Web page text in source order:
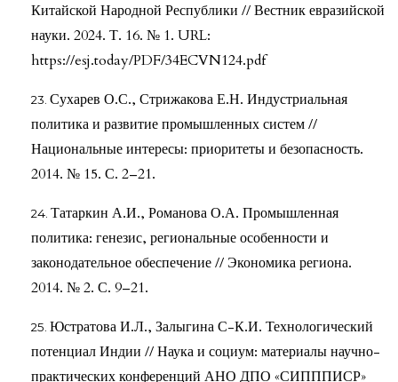
Китайской Народной Республики // Вестник евразийской
науки. 2024. Т. 16. № 1. URL:
https://esj.today/PDF/34ECVN124.pdf
Сухарев О.С., Стрижакова Е.Н. Индустриальная
политика и развитие промышленных систем //
Национальные интересы: приоритеты и безопасность.
2014. № 15. С. 2–21.
Татаркин А.И., Романова О.А. Промышленная
политика: генезис, региональные особенности и
законодательное обеспечение // Экономика региона.
2014. № 2. С. 9–21.
Юстратова И.Л., Залыгина С-К.И. Технологический
потенциал Индии // Наука и социум: материалы научно-
практических конференций АНО ДПО «СИПППИСР»